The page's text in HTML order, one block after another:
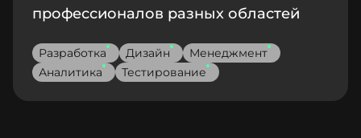
профессионалов разных областей
Разработка Дизайн
Менеджмент
Аналитика
Тестирование